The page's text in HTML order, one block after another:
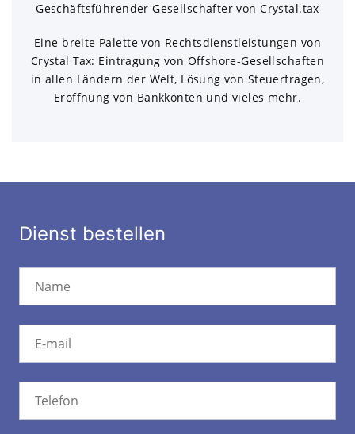
Geschäftsführender Gesellschafter von Crystal.tax
Eine breite Palette von Rechtsdienstleistungen von
Crystal Tax: Eintragung von Offshore-Gesellschaften
in allen Ländern der Welt, Lösung von Steuerfragen,
Eröffnung von Bankkonten und vieles mehr.
Dienst bestellen